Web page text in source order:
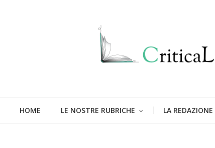
HOME LE NOSTRE RUBRICHE LA REDAZIONE